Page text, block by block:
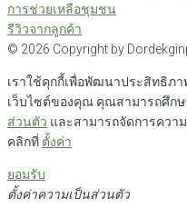
การช่วยเหลือชุมชน
รีวิวจากลูกค้า
© 2026 Copyright by
เราใช้คุกกี้เพื่อพัฒนาประสิทธิภ
เว็บไซต์ของคุณ คุณสามารถศึกษ
ส่วนตัว และสามารถจัดการควา
คลิกที่ ตั้งค่า
ยอมรับ
ตั้งค่าความเป็นส่วนตัว